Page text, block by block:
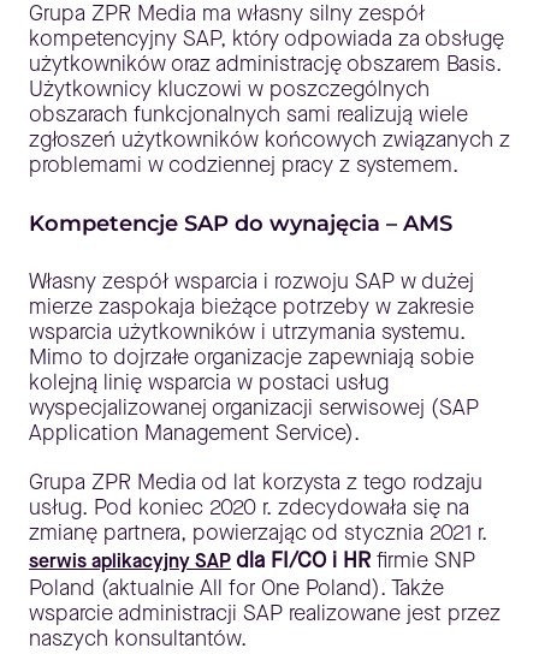
Grupa ZPR Media ma własny silny zespół
kompetencyjny SAP, który odpowiada za obsługę
użytkowników oraz administrację obszarem Basis.
Użytkownicy kluczowi w poszczególnych
obszarach funkcjonalnych sami realizują wiele
zgłoszeń użytkowników końcowych związanych z
problemami w codziennej pracy z systemem.
Kompetencje SAP do wynajęcia – AMS
Własny zespół wsparcia i rozwoju SAP w dużej
mierze zaspokaja bieżące potrzeby w zakresie
wsparcia użytkowników i utrzymania systemu.
Mimo to dojrzałe organizacje zapewniają sobie
kolejną linię wsparcia w postaci usług
wyspecjalizowanej organizacji serwisowej (SAP
Application Management Service).
Grupa ZPR Media od lat korzysta z tego rodzaju
usług. Pod koniec 2020 r. zdecydowała się na
zmianę partnera, powierzając od stycznia 2021 r.
serwis aplikacyjny SAPdla FI/CO i HR firmie SNP
Poland (aktualnie All for One Poland). Także
wsparcie administracji SAP realizowane jest przez
naszych konsultantów.